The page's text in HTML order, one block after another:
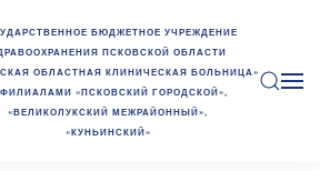
БЮДЖЕТНОЕ УЧРЕЖДЕНИЕ
ПСКОВСКОЙ ОБЛАСТИ
ОБЛАСТНАЯ КЛИНИЧЕСКАЯ БОЛЬНИЦА»
«ПСКОВСКИЙ ГОРОДСКОЙ»,
«ВЕЛИКОЛУКСКИЙ МЕЖРАЙОННЫЙ»,
«КУНЬИНСКИЙ»